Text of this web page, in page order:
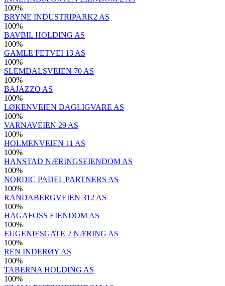
100%
BRYNE INDUSTRIPARK2 AS
100%
BAVBIL HOLDING AS
100%
GAMLE FETVEI 13 AS
100%
SLEMDALSVEIEN 70 AS
100%
BAJAZZO AS
100%
LØKENVEIEN DAGLIGVARE AS
100%
VARNAVEIEN 29 AS
100%
HOLMENVEIEN 11 AS
100%
HANSTAD NÆRINGSEIENDOM AS
100%
NORDIC PADEL PARTNERS AS
100%
RANDABERGVEIEN 312 AS
100%
HAGAFOSS EIENDOM AS
100%
EUGENIESGATE 2 NÆRING AS
100%
REN INDERØY AS
100%
TABERNA HOLDING AS
100%